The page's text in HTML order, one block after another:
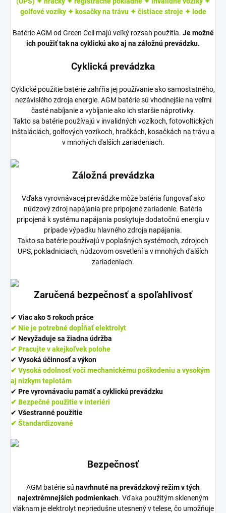
golfové vozíky ✦ kosačky na trávu ✦ čistiace stroje ✦ lode
Batérie AGM od Green Cell majú veľký rozsah použitia. Je možné
ich použiť tak na cyklickú ako aj na záložnú prevádzku.
Cyklická prevádzka
Cyklické použitie batérie zahŕňa jej používanie ako samostatného,
​​nezávislého zdroja energie. AGM batérie sú vhodnejšie na veľmi
časté nabíjanie a vybíjanie ako ich staršie náprotivky.
Takto sa batérie používajú v invalidných vozíkoch, fotovoltických
inštaláciách, golfových vozíkoch, hračkách, kosačkách na trávu a
v mnohých ďalších zariadeniach.
Záložná prevádzka
Vďaka vyrovnávacej prevádzke môže batéria fungovať ako
núdzový zdroj napájania pre pripojené zariadenie. Batéria
pripojená k systému napájania poskytuje dodatočnú energiu v
prípade výpadku hlavného zdroja napájania.
Takto sa batérie používajú v poplašných systémoch, zdrojoch
UPS, pokladniciach, núdzovom osvetlení a v mnohých ďalších
zariadeniach.
Zaručená bezpečnosť a spoľahlivosť
✔︎ Viac ako 5 rokoch práce
✔︎ Nie je potrebné dopĺňať elektrolyt
✔︎ Nevyžaduje sa žiadna údržba
✔︎ Pracujte v akejkoľvek polohe
✔︎ Vysoká účinnosť a výkon
✔︎ Vysoká odolnosť voči mechanickému poškodeniu a vysokým
aj nízkym teplotám
✔︎ Pre vyrovnávaciu pamäť a cyklickú prevádzku
✔︎ Bezpečné použitie v interiéri
✔︎ Všestranné použitie
✔︎ Štandardizované
Bezpečnosť
AGM batérie sú navrhnuté na prevádzkový režim v tých
najextrémnejších podmienkach. Vďaka použitým skleneným
vláknam je elektrolyt nepriedušne utesnený v telese, čo umožňuje